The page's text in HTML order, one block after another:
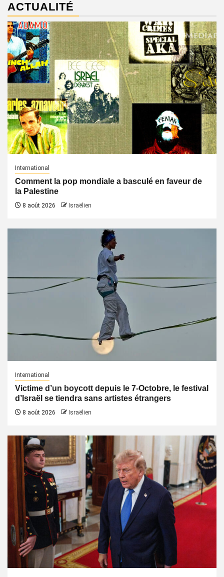
ACTUALITÉ
International
Comment la pop mondiale a basculé en faveur de
la Palestine
8 août 2026 Israëlien
International
Victime d’un boycott depuis le 7-Octobre, le festival
d’Israël se tiendra sans artistes étrangers
8 août 2026 Israëlien